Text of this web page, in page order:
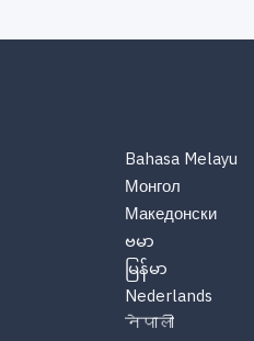
Bahasa Melayu
Монгол
Македонски
ဗမာ
မြန်မာ
Nederlands
नेपाली